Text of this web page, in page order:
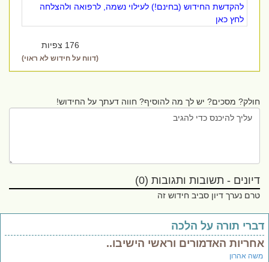
להקדשת החידוש (בחינם!) לעילוי נשמה, לרפואה ולהצלחה
לחץ כאן
176 צפיות
(דווח על חידוש לא ראוי)
חולק? מסכים? יש לך מה להוסיף? חווה דעתך על החידוש!
דיונים - תשובות ותגובות (0)
טרם נערך דיון סביב חידוש זה
תורה על הלכה
האדמורים וראשי הישיבו..
אהרון